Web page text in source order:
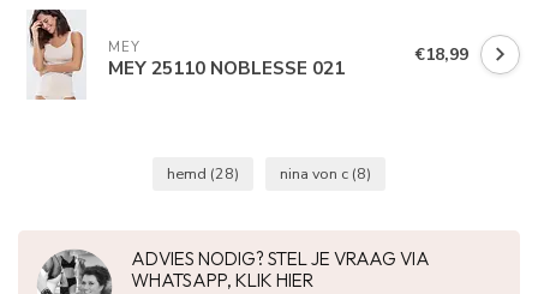
MEY
MEY 25110 NOBLESSE 021 €18,99
hemd (28) nina von c (8)
ADVIES NODIG? STEL JE VRAAG VIA
WHATSAPP, KLIK HIER